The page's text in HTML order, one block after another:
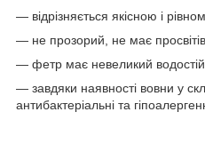
— відрізняється якісною і
— не прозорий, не має просвітів
— фетр має невеликий
— завдяки наявності вовни у
антибактеріальні та